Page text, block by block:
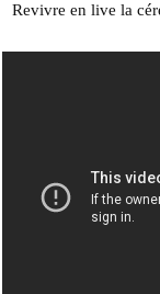
Revivre en live la